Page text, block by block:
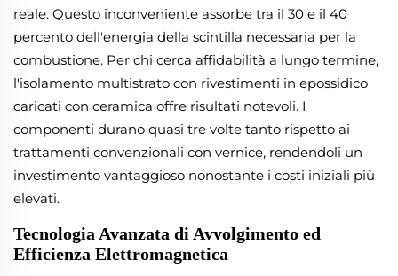
reale. Questo inconveniente assorbe tra il 30 e il 40
percento dell'energia della scintilla necessaria per la
combustione. Per chi cerca affidabilità a lungo termine,
l'isolamento multistrato con rivestimenti in epossidico
caricati con ceramica offre risultati notevoli. I
componenti durano quasi tre volte tanto rispetto ai
trattamenti convenzionali con vernice, rendendoli un
investimento vantaggioso nonostante i costi iniziali più
elevati.
Tecnologia Avanzata di Avvolgimento ed
Efficienza Elettromagnetica